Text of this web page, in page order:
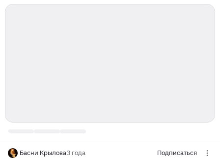
Басни Крылова3 года Подписаться